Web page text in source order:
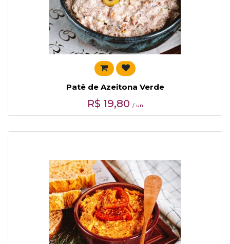
Patê de Azeitona Verde
R$ 19,80 / un